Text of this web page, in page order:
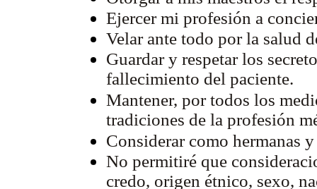
Ejercer mi profesión a
Velar ante todo por la salud
Guardar y respetar los
fallecimiento del paciente.
Mantener, por todos los
tradiciones de la profesión
Considerar como hermanas
No permitiré que
credo, origen étnico, sexo,